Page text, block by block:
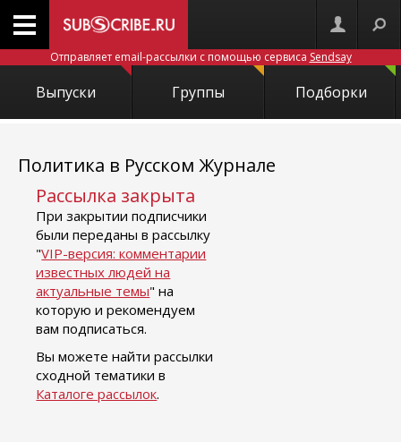
Отправляет email-рассылки с помощью сервиса Sendsay
Выпуски Группы Подборки
Политика в Русском Журнале
Рассылка закрыта
При закрытии подписчики
были переданы в рассылку
"VIP-версия: комментарии
известных людей на
актуальные темы" на
которую и рекомендуем
вам подписаться.
Вы можете найти рассылки
сходной тематики в
Каталоге рассылок.